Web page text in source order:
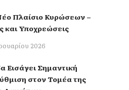
Πλαίσιο Κυρώσεων –
και Υποχρεώσεις
2026
Εισάγει Σημαντική
στον Τομέα της